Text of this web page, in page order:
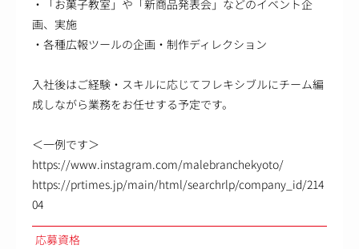
・「お菓子教室」や「新商品発表会」などのイベント企
画、実施
・各種広報ツールの企画・制作ディレクション
入社後はご経験・スキルに応じてフレキシブルにチーム編
成しながら業務をお任せする予定です。
＜一例です＞
https://www.instagram.com/malebranchekyoto/
https://prtimes.jp/main/html/searchrlp/company_id/214
04
応募資格